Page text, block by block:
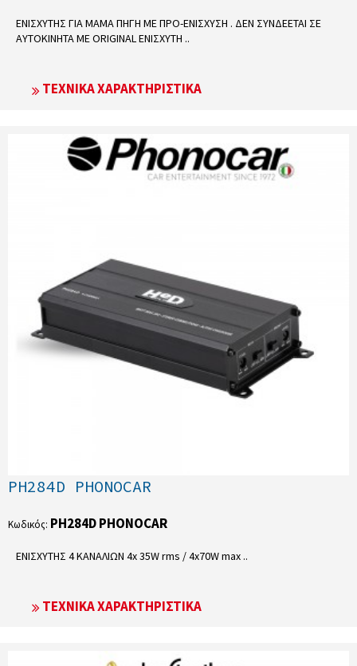
ΕΝΙΣΧΥΤΗΣ ΓΙΑ ΜΑΜΑ ΠΗΓΗ ΜΕ ΠΡΟ-ΕΝΙΣΧΥΣΗ . ΔΕΝ ΣΥΝΔΕΕΤΑΙ ΣΕ
ΑΥΤΟΚΙΝΗΤΑ ΜΕ ORIGINAL ΕΝΙΣΧΥΤΗ ..
ΤΕΧΝΙΚΆ ΧΑΡΑΚΤΗΡΙΣΤΙΚΆ
PH284D PHONOCAR
Κωδικός: PH284D PHONOCAR
ΕΝΙΣΧΥΤΗΣ 4 ΚΑΝΑΛΙΩΝ 4x 35W rms / 4x70W max ..
ΤΕΧΝΙΚΆ ΧΑΡΑΚΤΗΡΙΣΤΙΚΆ